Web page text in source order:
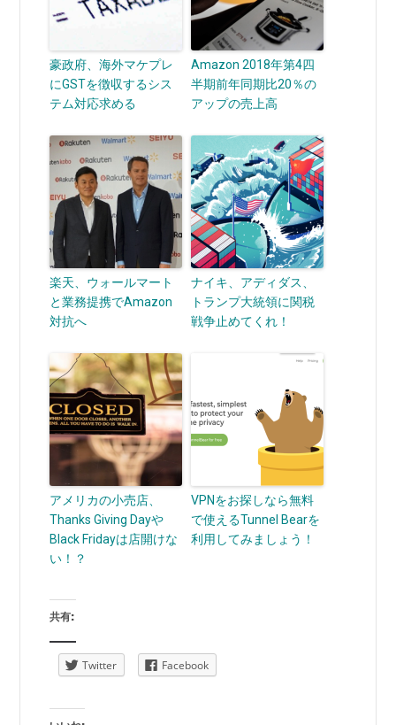
豪政府、海外マケプレ
にGSTを徴収するシス
テム対応求める
Amazon 2018年第4四
半期前年同期比20％の
アップの売上高
楽天、ウォールマート
と業務提携でAmazon
対抗へ
ナイキ、アディダス、
トランプ大統領に関税
戦争止めてくれ！
アメリカの小売店、
Thanks Giving Dayや
Black Fridayは店開けな
い！？
VPNをお探しなら無料
で使えるTunnel Bearを
利用してみましょう！
共有:
Twitter Facebook